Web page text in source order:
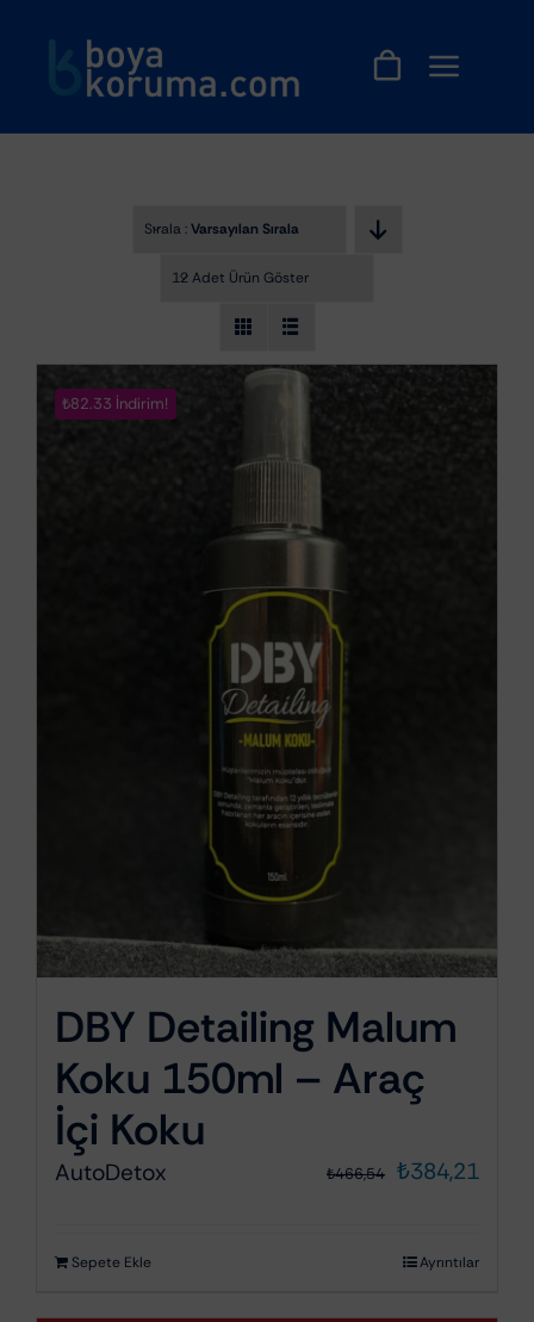
Sırala :Varsayılan Sıralama
12 Adet Ürün Göster
₺82.33 İndirim!
DBY Detailing Malum
Koku 150ml – Araç
İçi Koku
AutoDetox ₺466,54 Orijinal
₺384,21Şu
Sepete Ekle Ayrıntılar